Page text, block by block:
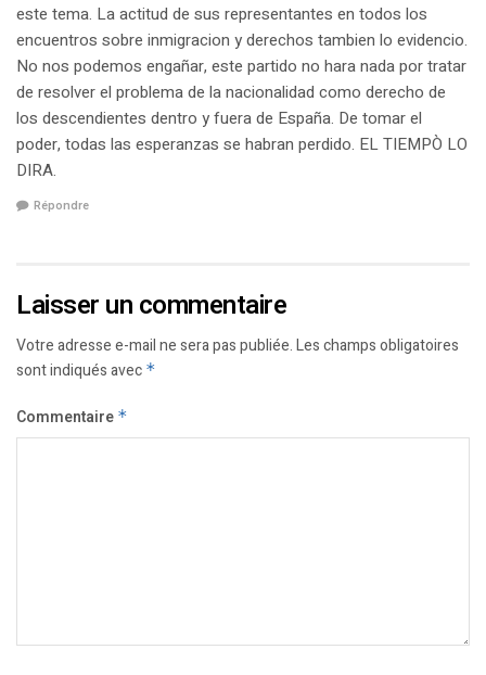
este tema. La actitud de sus representantes en todos los
encuentros sobre inmigracion y derechos tambien lo evidencio.
No nos podemos engañar, este partido no hara nada por tratar
de resolver el problema de la nacionalidad como derecho de
los descendientes dentro y fuera de España. De tomar el
poder, todas las esperanzas se habran perdido. EL TIEMPÒ LO
DIRA.
Répondre
Laisser un commentaire
Votre adresse e-mail ne sera pas publiée.Les champs obligatoires
sont indiqués avec *
Commentaire *